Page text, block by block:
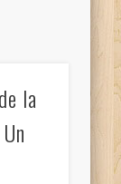
la